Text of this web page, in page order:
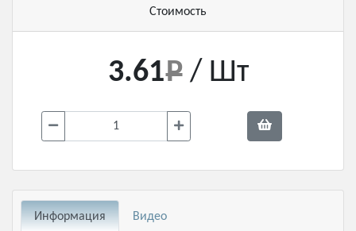
Стоимость
3.61 / Шт
Информация Видео